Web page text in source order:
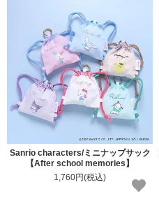
Sanrio characters/ミニナップサック
【After school memories】
1,760円(税込)